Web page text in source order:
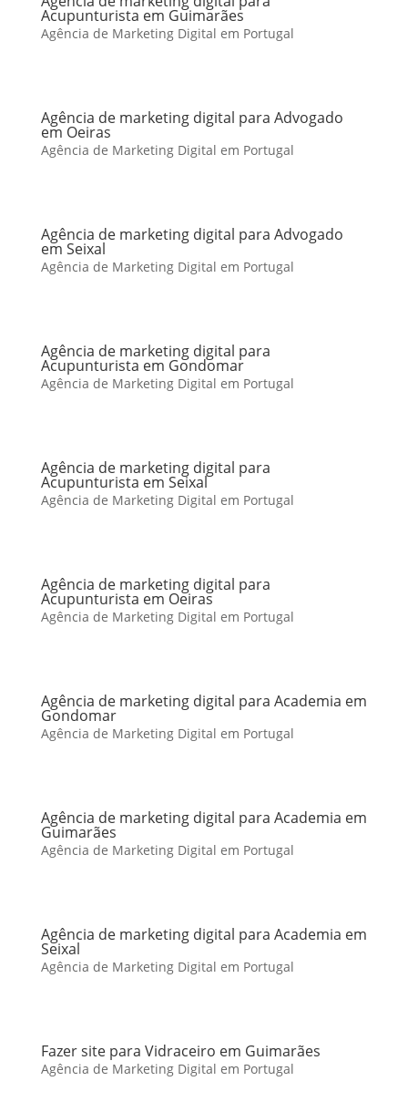
Acupunturista em Guimarães
Agência de Marketing Digital em Portugal
Agência de marketing digital para Advogado
em Oeiras
Agência de Marketing Digital em Portugal
Agência de marketing digital para Advogado
em Seixal
Agência de Marketing Digital em Portugal
Agência de marketing digital para
Acupunturista em Gondomar
Agência de Marketing Digital em Portugal
Agência de marketing digital para
Acupunturista em Seixal
Agência de Marketing Digital em Portugal
Agência de marketing digital para
Acupunturista em Oeiras
Agência de Marketing Digital em Portugal
Agência de marketing digital para Academia em
Gondomar
Agência de Marketing Digital em Portugal
Agência de marketing digital para Academia em
Guimarães
Agência de Marketing Digital em Portugal
Agência de marketing digital para Academia em
Seixal
Agência de Marketing Digital em Portugal
Fazer site para Vidraceiro em Guimarães
Agência de Marketing Digital em Portugal